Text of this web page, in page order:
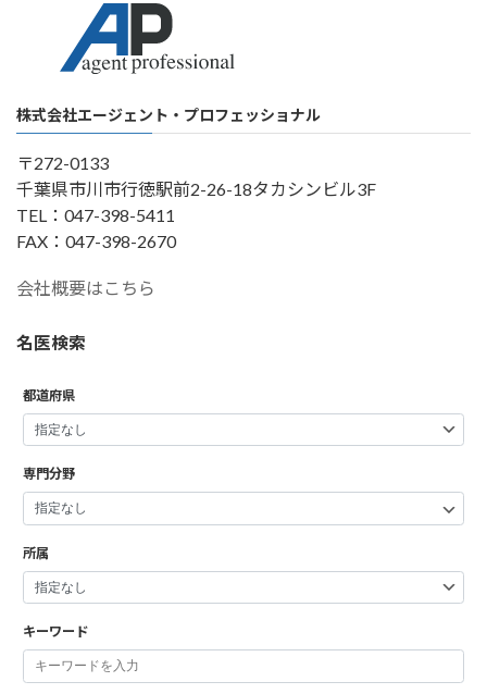
株式会社エージェント・プロフェッショナル
〒272-0133
千葉県市川市行徳駅前2-26-18タカシンビル3F
TEL：047-398-5411
FAX：047-398-2670
会社概要はこちら
名医検索
都道府県
専門分野
所属
キーワード